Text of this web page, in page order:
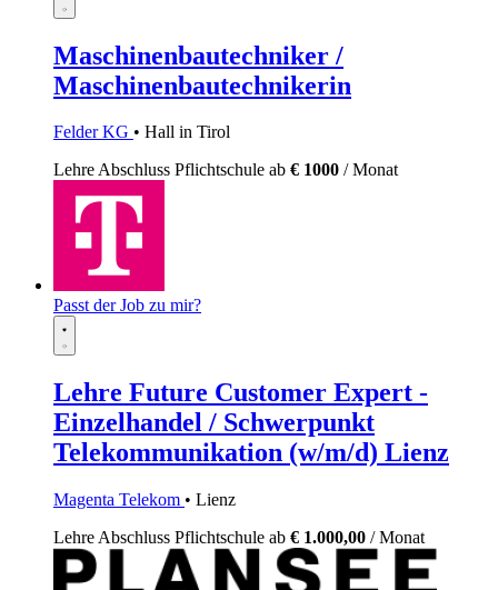
Maschinenbautechniker /
Maschinenbautechnikerin
Felder KG • Hall in Tirol
LehreAbschluss Pflichtschule ab € 1000 / Monat
Passt der Job zu mir?
Lehre Future Customer Expert -
Einzelhandel / Schwerpunkt
Telekommunikation (w/m/d) Lienz
Magenta Telekom • Lienz
Lehre Abschluss Pflichtschule ab € 1.000,00 / Monat